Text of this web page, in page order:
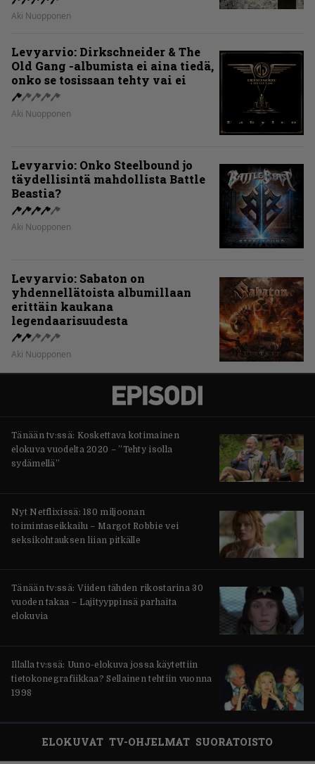
Aki Nuopponen
Levyarvio: Dirkschneider & The
Old Gang -albumista ei aina tiedä,
onko se tosissaan tehty vai ei
Aki Nuopponen
Levyarvio: Onko Steelbound jo
täydellisintä mahdollista Battle
Beastia?
Aki Nuopponen
Levyarvio: Sabaton on
yhdennellätoista albumillaan
erittäin kaukana
legendaarisuudesta
Aki Nuopponen
Tänään tv:ssä: Koskettava kotimainen
elokuva vuodelta 2020 – ”Tehty isolla
sydämellä”
Nyt Netflixissä: 180 miljoonan
toimintaseikkailu – Margot Robbie vei
seksikohtauksen liian pitkälle
Tänään tv:ssä: Viiden tähden rikostarina 30
vuoden takaa – Lajityyppinsä parhaita
elokuvia
Illalla tv:ssä: Uuno-elokuva jossa käytettiin
tietokonegrafiikkaa? Sellainen tehtiin vuonna
1998
ELOKUVAT TV-OHJELMAT SUORATOISTO